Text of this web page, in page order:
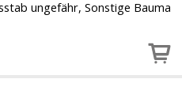
ungefähr, Sonstige Bauma